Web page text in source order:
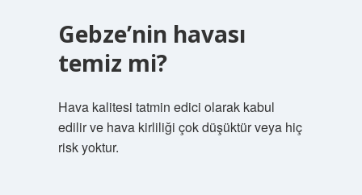
Gebze’nin havası
temiz mi?
Hava kalitesi tatmin edici olarak kabul
edilir ve hava kirliliği çok düşüktür veya hiç
risk yoktur.